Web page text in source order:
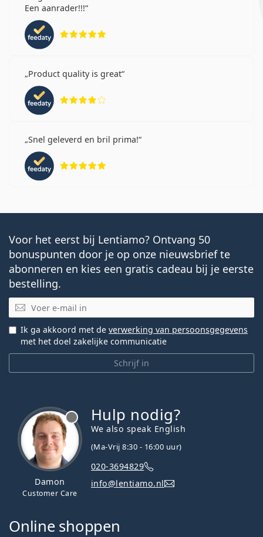
Een aanrader!!!
Product quality is great
Snel geleverd en bril prima!
Voor het eerst bij Lentiamo? Ontvang 50
bonuspunten door je op onze nieuwsbrief te
abonneren en kies een gratis cadeau bij je eerste
bestelling.
E-mail
Schrijf in
Ik ga akkoord met de verwerking van persoonsgegevens
met het doel zakelijke communicatie
Damon
Customer Care
Hulp nodig?
We also speak English
(Ma-Vrij 8:30 - 16:00 uur)
020-3694829
info@lentiamo.nl
Online shoppen